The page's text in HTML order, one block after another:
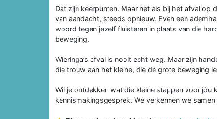
Dat zijn keerpunten. Maar net als bij het afval op
van aandacht, steeds opnieuw. Even een
woord tegen jezelf fluisteren in plaats van die
beweging.
Wieringa’s afval is nooit echt weg. Maar zijn
die trouw aan het kleine, die de grote beweging
Wil je ontdekken wat die kleine stappen voor jóu
kennismakingsgesprek. We verkennen we